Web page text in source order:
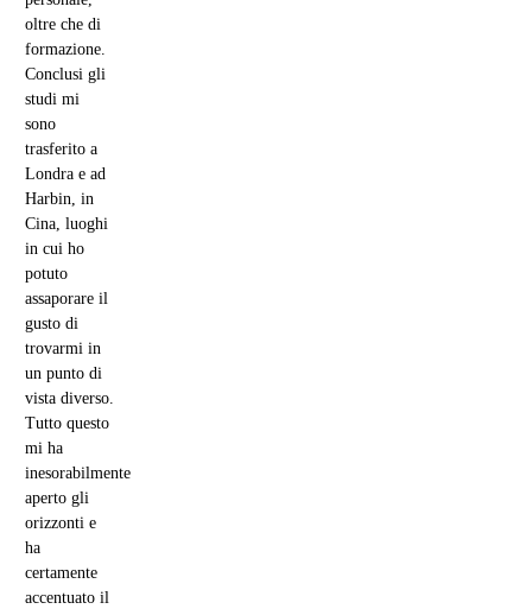
oltre che di
formazione.
Conclusi gli
studi mi
sono
trasferito a
Londra e ad
Harbin, in
Cina, luoghi
in cui ho
potuto
assaporare il
gusto di
trovarmi in
un punto di
vista diverso.
Tutto questo
mi ha
inesorabilmente
aperto gli
orizzonti e
ha
certamente
accentuato il